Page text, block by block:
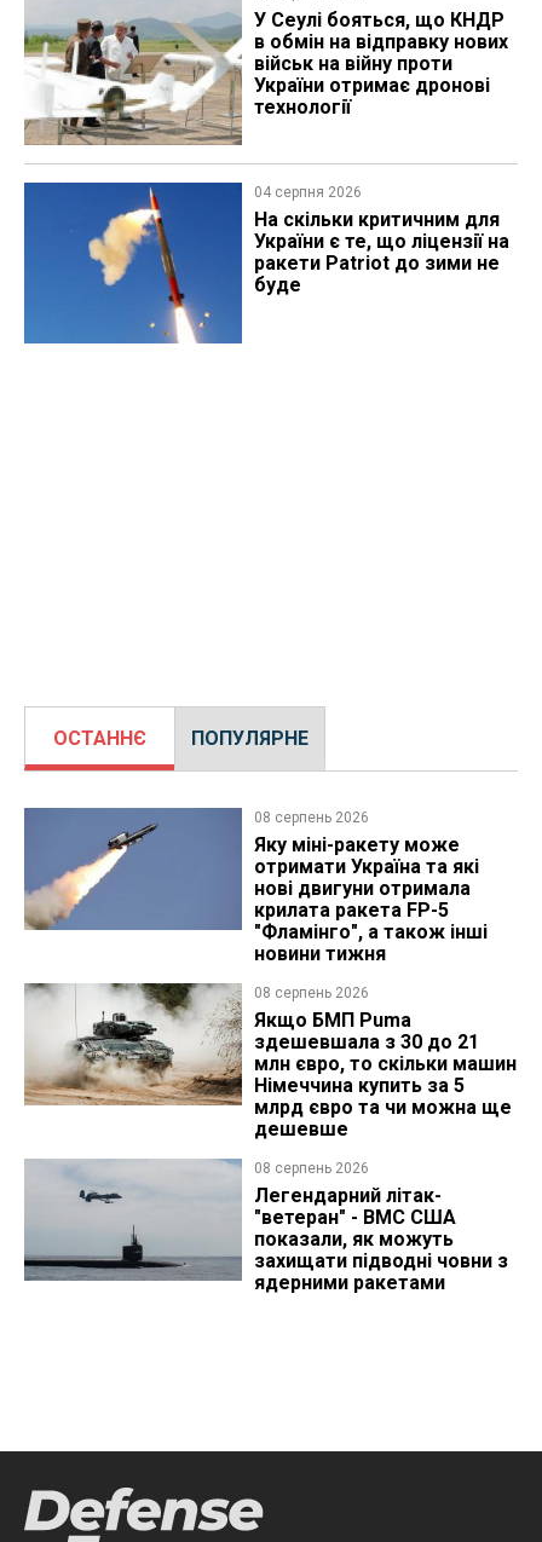
У Сеулі бояться, що КНДР
в обмін на відправку нових
військ на війну проти
України отримає дронові
технології
04 серпня 2026
На скільки критичним для
України є те, що ліцензії на
ракети Patriot до зими не
буде
ОСТАННЄ ПОПУЛЯРНЕ
08 серпень 2026
Яку міні-ракету може
отримати Україна та які
нові двигуни отримала
крилата ракета FP-5
"Фламінго", а також інші
новини тижня
08 серпень 2026
Якщо БМП Puma
здешевшала з 30 до 21
млн євро, то скільки машин
Німеччина купить за 5
млрд євро та чи можна ще
дешевше
08 серпень 2026
Легендарний літак-
"ветеран" - ВМС США
показали, як можуть
захищати підводні човни з
ядерними ракетами